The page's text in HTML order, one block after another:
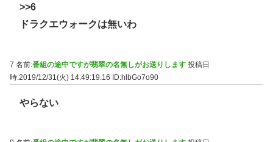
>>6
ドラクエウォークは無いわ
7 名前:番組の途中ですが翡翠の名無しがお送りします 投稿日
時:2019/12/31(火) 14:49:19.16 ID:hlbGo7o90
やらない